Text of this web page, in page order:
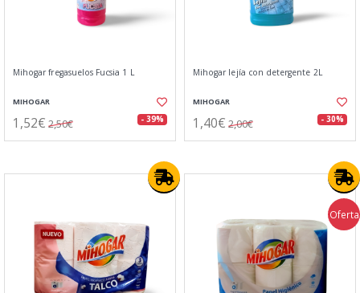
Mihogar fregasuelos Fucsia 1 L
MIHOGAR
1,52€ 2,50€ - 39%
Mihogar lejía con detergente 2L
MIHOGAR
1,40€ 2,00€ - 30%
Oferta